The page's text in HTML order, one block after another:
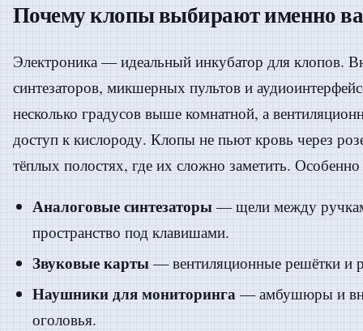
Почему клопы выбирают именно
Электроника — идеальный инкубатор для клопов.
синтезаторов, микшерных пультов и
несколько градусов выше комнатной, а
доступ к кислороду. Клопы не пьют кровь через
тёплых полостях, где их сложно заметить.
Аналоговые синтезаторы — щели между
пространство под клавишами.
Звуковые карты — вентиляционные решётки и
Наушники для мониторинга — амбушюры и
оголовья.